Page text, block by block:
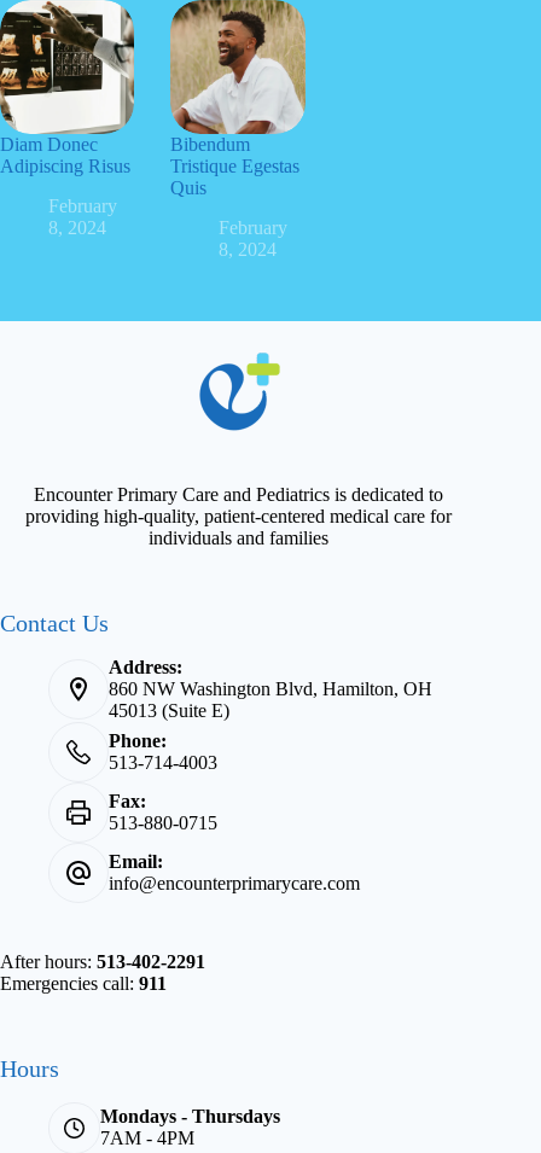
Diam Donec
Adipiscing Risus
February
8, 2024
Bibendum
Tristique Egestas
Quis
February
8, 2024
Encounter Primary Care and Pediatrics is dedicated to
providing high-quality, patient-centered medical care for
individuals and families
Contact Us
Address:
860 NW Washington Blvd, Hamilton, OH
45013 (Suite E)
Phone:
513-714-4003
Fax:
513-880-0715
Email:
info@encounterprimarycare.com
After hours: 513-402-2291
Emergencies call: 911
Hours
Mondays - Thursdays
7AM - 4PM